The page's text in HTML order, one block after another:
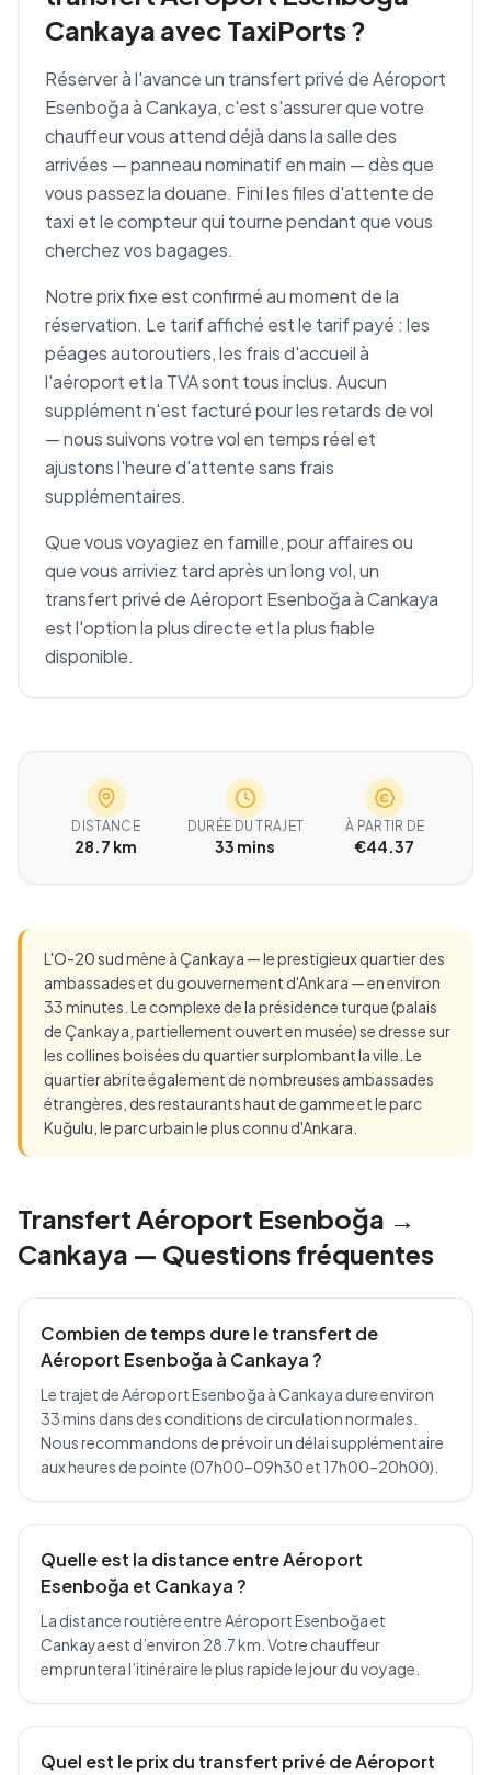
Cankaya avec TaxiPorts ?
Réserver à l'avance un transfert privé de Aéroport
Esenboğa à Cankaya, c'est s'assurer que votre
chauffeur vous attend déjà dans la salle des
arrivées — panneau nominatif en main — dès que
vous passez la douane. Fini les files d'attente de
taxi et le compteur qui tourne pendant que vous
cherchez vos bagages.
Notre prix fixe est confirmé au moment de la
réservation. Le tarif affiché est le tarif payé : les
péages autoroutiers, les frais d'accueil à
l'aéroport et la TVA sont tous inclus. Aucun
supplément n'est facturé pour les retards de vol
— nous suivons votre vol en temps réel et
ajustons l'heure d'attente sans frais
supplémentaires.
Que vous voyagiez en famille, pour affaires ou
que vous arriviez tard après un long vol, un
transfert privé de Aéroport Esenboğa à Cankaya
est l'option la plus directe et la plus fiable
disponible.
DISTANCE
28.7 km
DURÉE DU TRAJET
33 mins
À PARTIR DE
€44.37
L'O-20 sud mène à Çankaya — le prestigieux quartier des
ambassades et du gouvernement d'Ankara — en environ
33 minutes. Le complexe de la présidence turque (palais
de Çankaya, partiellement ouvert en musée) se dresse sur
les collines boisées du quartier surplombant la ville. Le
quartier abrite également de nombreuses ambassades
étrangères, des restaurants haut de gamme et le parc
Kuğulu, le parc urbain le plus connu d'Ankara.
Transfert Aéroport Esenboğa →
Cankaya — Questions fréquentes
Combien de temps dure le transfert de
Aéroport Esenboğa à Cankaya ?
Le trajet de Aéroport Esenboğa à Cankaya dure environ
33 mins dans des conditions de circulation normales.
Nous recommandons de prévoir un délai supplémentaire
aux heures de pointe (07h00–09h30 et 17h00–20h00).
Quelle est la distance entre Aéroport
Esenboğa et Cankaya ?
La distance routière entre Aéroport Esenboğa et
Cankaya est d’environ 28.7 km. Votre chauffeur
empruntera l’itinéraire le plus rapide le jour du voyage.
Quel est le prix du transfert privé de Aéroport